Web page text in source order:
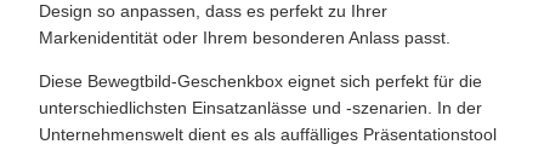
Design so anpassen, dass es perfekt zu Ihrer
Markenidentität oder Ihrem besonderen Anlass passt.
Diese Bewegtbild-Geschenkbox eignet sich perfekt für die
unterschiedlichsten Einsatzanlässe und -szenarien. In der
Unternehmenswelt dient es als auffälliges Präsentationstool